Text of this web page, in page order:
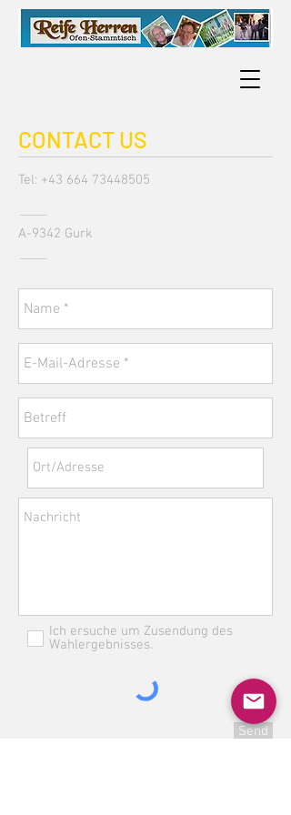
CONTACT US
Tel: +43 664 73448505
A-9342 Gurk
Ich ersuche um Zusendung des
Wahlergebnisses.
Send